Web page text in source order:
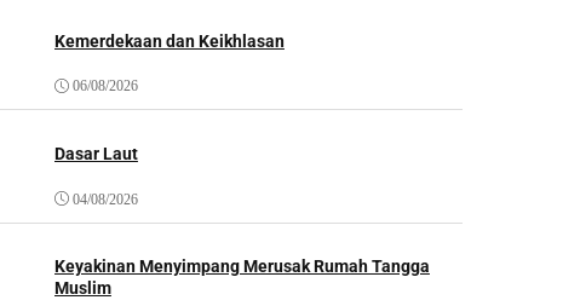
Kemerdekaan dan Keikhlasan
06/08/2026
Dasar Laut
04/08/2026
Keyakinan Menyimpang Merusak Rumah Tangga
Muslim